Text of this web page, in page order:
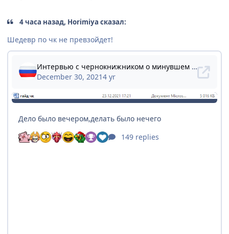
4 часа назад, Horimiya сказал:
Шедевр по чк не превзойдет!